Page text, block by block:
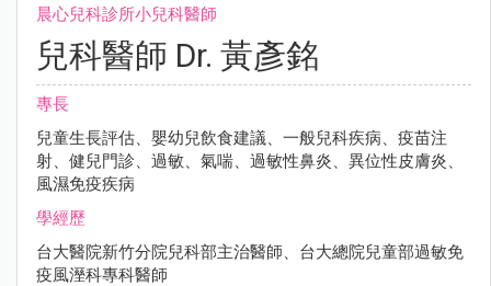
晨心兒科診所小兒科醫師
兒科醫師 Dr. 黃彥銘
專長
兒童生長評估、嬰幼兒飲食建議、一般兒科疾病、疫苗注
射、健兒門診、過敏、氣喘、過敏性鼻炎、異位性皮膚炎、
風濕免疫疾病
學經歷
台大醫院新竹分院兒科部主治醫師、台大總院兒童部過敏免
疫風溼科專科醫師